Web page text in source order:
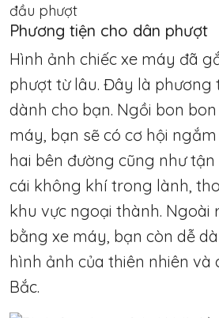
đầu phượt
Phương tiện cho dân phượt
Hình ảnh chiếc xe máy đã
phượt từ lâu. Đây là phương
dành cho bạn. Ngồi bon
máy, bạn sẽ có cơ hội
hai bên đường cũng như
cái không khí trong lành,
khu vực ngoại thành. Ngoài
bằng xe máy, bạn còn dễ
hình ảnh của thiên nhiên và
Bắc.